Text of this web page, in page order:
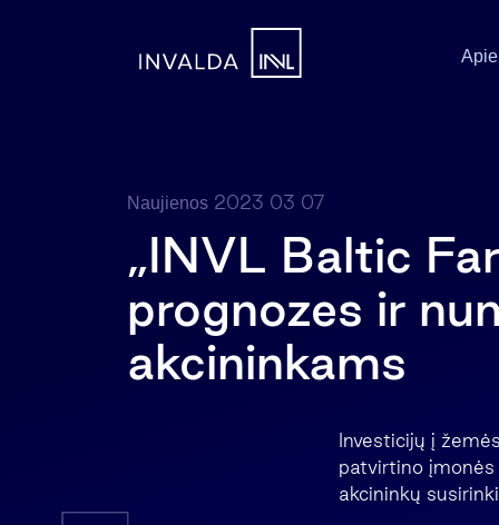
Naujienos 2023 03 07
„INVL Baltic
prognozes ir
akcininkams
Investicijų į
patvirtino
akcininkų